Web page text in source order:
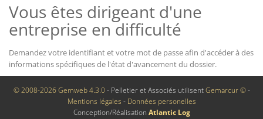
Vous êtes dirigeant d'une
entreprise en difficulté
Demandez votre identifiant et votre mot de passe afin d'accéder à des
informations spécifiques de l'état d'avancement du dossier.
© 2008-2026 Gemweb 4.3.0- Pelletier et Associés utilisentGemarcur ©-
Mentions légales - Données personelles
Conception/Réalisation Atlantic Log